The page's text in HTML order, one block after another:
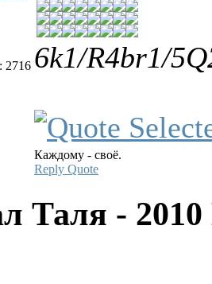
2716 6k1/R4br1/
Каждому - своё.
Reply Quote
Таля -